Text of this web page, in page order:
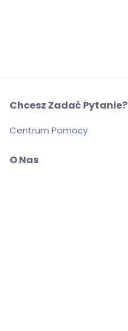
O Nas
Chcesz Zadać Pytanie?
Centrum Pomocy